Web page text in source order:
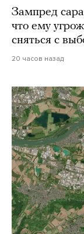
Зампред
что ему
сняться с
20 часов назад